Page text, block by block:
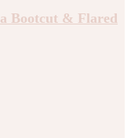
Bootcut & Flared